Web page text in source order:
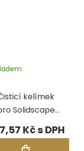
kelímek
Solidscape
(5 ks)
Kč